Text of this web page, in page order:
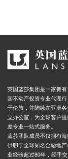
英国蓝莎集团是一家拥
国不动产投资专业代理
于伦敦，并陆续在亚洲
立办公室，为全球客户
差专业一站式服务。
蓝莎团队成员不仅拥有
供职于全球知名金融地
业经验超过80年，经手